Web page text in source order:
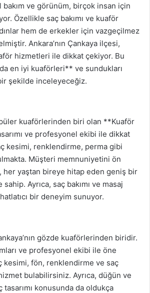
ve görünüm, birçok insan için
Özellikle saç bakımı ve kuaför
hem de erkekler için vazgeçilmez
Ankara’nın Çankaya ilçesi,
hizmetleri ile dikkat çekiyor. Bu
en iyi kuaförleri** ve sundukları
şekilde inceleyeceğiz.
kuaförlerinden biri olan **Kuaför
ve profesyonel ekibi ile dikkat
kesimi, renklendirme, perma gibi
Müşteri memnuniyetini ön
her yaştan bireye hitap eden geniş bir
Ayrıca, saç bakımı ve masaj
bir deneyim sunuyor.
gözde kuaförlerinden biridir.
ve profesyonel ekibi ile öne
kesimi, fön, renklendirme ve saç
bulabilirsiniz. Ayrıca, düğün ve
konusunda da oldukça